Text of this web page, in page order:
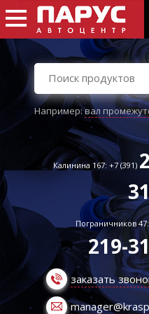
Например:вал
Калинина 167: +7 (391)
Пограничников
219-
заказать